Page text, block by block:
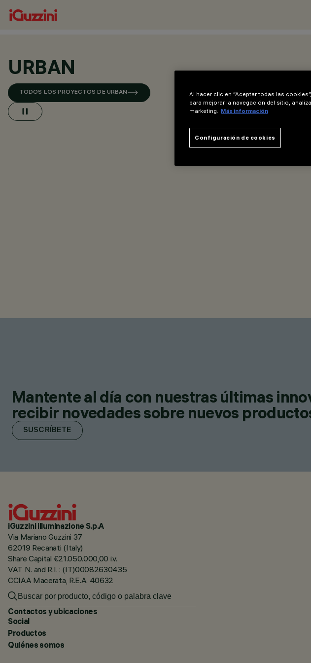
URBAN
TODOS LOS PROYECTOS DE URBAN
Mantente al día con nuestras últimas
recibir novedades sobre nuevos
SUSCRÍBETE
iGuzzini illuminazione S.p.A
Via Mariano Guzzini 37
62019 Recanati (Italy)
Share Capital €21.050.000,00 i.v.
VAT N. and R.I. : (IT)00082630435
CCIAA Macerata, R.E.A. 40632
Contactos y ubicaciones
Social
Productos
Quiénes somos
Al hacer clic en “Aceptar todas las
para mejorar la navegación del sitio,
marketing. Más información
Configuración de cookies